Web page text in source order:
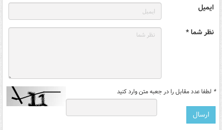
ایمیل
نظر شما *
* لطفا عدد مقابل را در جعبه متن وارد کنید